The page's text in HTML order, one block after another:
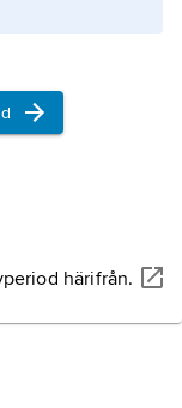
härifrån.